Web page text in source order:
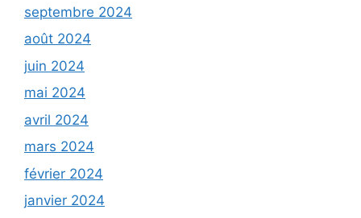
septembre 2024
août 2024
juin 2024
mai 2024
avril 2024
mars 2024
février 2024
janvier 2024